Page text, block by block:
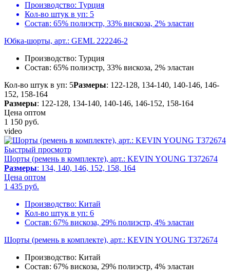
Производство: Турция
Кол-во штук в уп: 5
Состав: 65% полиэстр, 33% вискоза, 2% эластан
Юбка-шорты, арт.: GEML 222246-2
Производство: Турция
Состав: 65% полиэстр, 33% вискоза, 2% эластан
Кол-во штук в уп: 5Размеры: 122-128, 134-140, 140-146, 146-
152, 158-164
Размеры: 122-128, 134-140, 140-146, 146-152, 158-164
Цена оптом
1 150 руб.
video
Быстрый просмотр
Шорты (ремень в комплекте), арт.: KEVIN YOUNG T372674
Размеры: 134, 140, 146, 152, 158, 164
Цена оптом
1 435 руб.
Производство: Китай
Кол-во штук в уп: 6
Состав: 67% вискоза, 29% полиэстр, 4% эластан
Шорты (ремень в комплекте), арт.: KEVIN YOUNG T372674
Производство: Китай
Состав: 67% вискоза, 29% полиэстр, 4% эластан